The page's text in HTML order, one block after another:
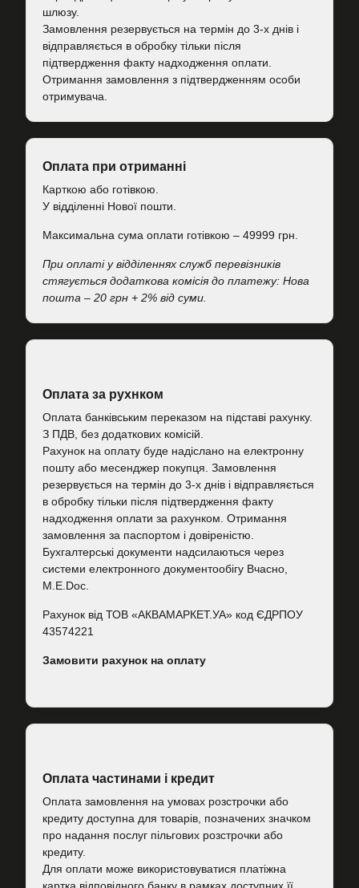
шлюзу.
Замовлення резервується на термін до 3-х днів і
відправляється в обробку тільки після
підтвердження факту надходження оплати.
Отримання замовлення з підтвердженням особи
отримувача.
Оплата при отриманні
Карткою або готівкою.
У відділенні Нової пошти.
Максимальна сума оплати готівкою – 49999 грн.
При оплаті у відділеннях служб перевізників
стягується додаткова комісія до платежу: Нова
пошта – 20 грн + 2% від суми.
Оплата за рухнком
Оплата банківським переказом на підставі рахунку.
З ПДВ, без додаткових комісій.
Рахунок на оплату буде надіслано на електронну
пошту або месенджер покупця. Замовлення
резервується на термін до 3-х днів і відправляється
в обробку тільки після підтвердження факту
надходження оплати за рахунком. Отримання
замовлення за паспортом і довіреністю.
Бухгалтерські документи надсилаються через
системи електронного документообігу Вчасно,
M.E.Doc.
Рахунок від ТОВ «АКВАМАРКЕТ.УА» код ЄДРПОУ
43574221
Замовити рахунок на оплату
Оплата частинами і кредит
Оплата замовлення на умовах розстрочки або
кредиту доступна для товарів, позначених значком
про надання послуг пільгових розстрочки або
кредиту.
Для оплати може використовуватися платіжна